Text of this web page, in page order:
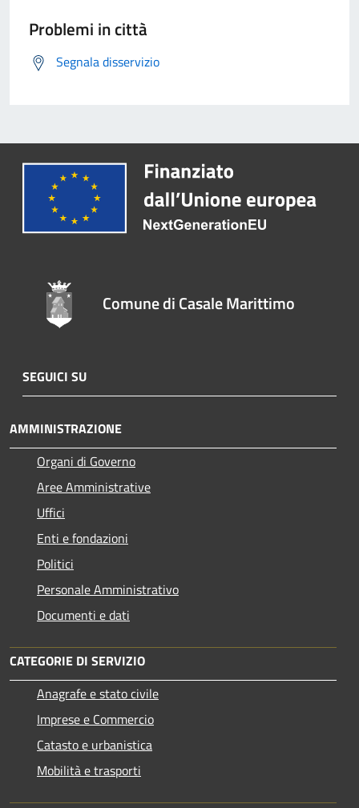
Problemi in città
Segnala disservizio
Comune di Casale Marittimo
SEGUICI SU
AMMINISTRAZIONE
Organi di Governo
Aree Amministrative
Uffici
Enti e fondazioni
Politici
Personale Amministrativo
Documenti e dati
CATEGORIE DI SERVIZIO
Anagrafe e stato civile
Imprese e Commercio
Catasto e urbanistica
Mobilità e trasporti